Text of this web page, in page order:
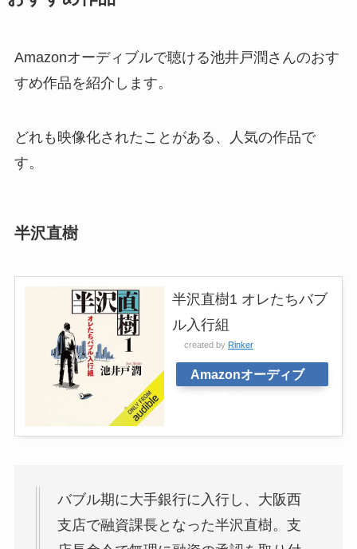
Amazonオーディブルで聴ける池井戸潤さんのおす
すめ作品を紹介します。
どれも映像化されたことがある、人気の作品で
す。
半沢直樹
半沢直樹1 オレたちバブ
ル入行組
created by Rinker
Amazonオーディブ
バブル期に大手銀行に入行し、大阪西
支店で融資課長となった半沢直樹。支